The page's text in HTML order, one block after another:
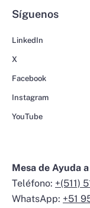
Síguenos
LinkedIn
X
Facebook
Instagram
YouTube
Mesa de Ayuda
Teléfono: +(511)
WhatsApp: +51